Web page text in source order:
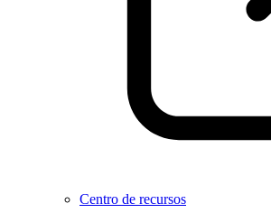
Centro de recursos